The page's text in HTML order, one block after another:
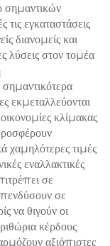
σημαντικών
εγκαταστάσεις
διανομείς και
λύσεις στον τομέα
εκμεταλλεύονται
κλίμακας
χαμηλότερες τιμές
εναλλακτικές
σε
σε
να θιγούν οι
κέρδους
αξιόπιστες